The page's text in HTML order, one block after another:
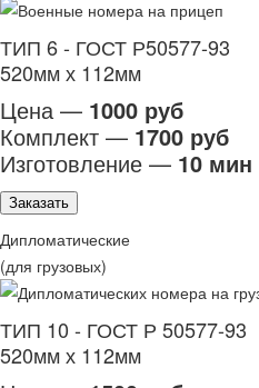
ТИП 6 - ГОСТ Р50577-93
520мм х 112мм
Цена — 1000 руб
Комплект — 1700 руб
Изготовление — 10 мин
Заказать
Дипломатические
(для грузовых)
ТИП 10 - ГОСТ Р 50577-93
520мм х 112мм